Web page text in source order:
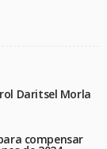
Daritsel Morla
compensar